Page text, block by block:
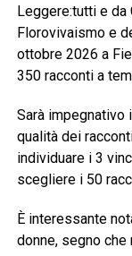
Leggere:tutti e da
Florovivaismo e
ottobre 2026 a
350 racconti a
Sarà impegnativo
qualità dei
individuare i 3
scegliere i 50
È interessante
donne, segno